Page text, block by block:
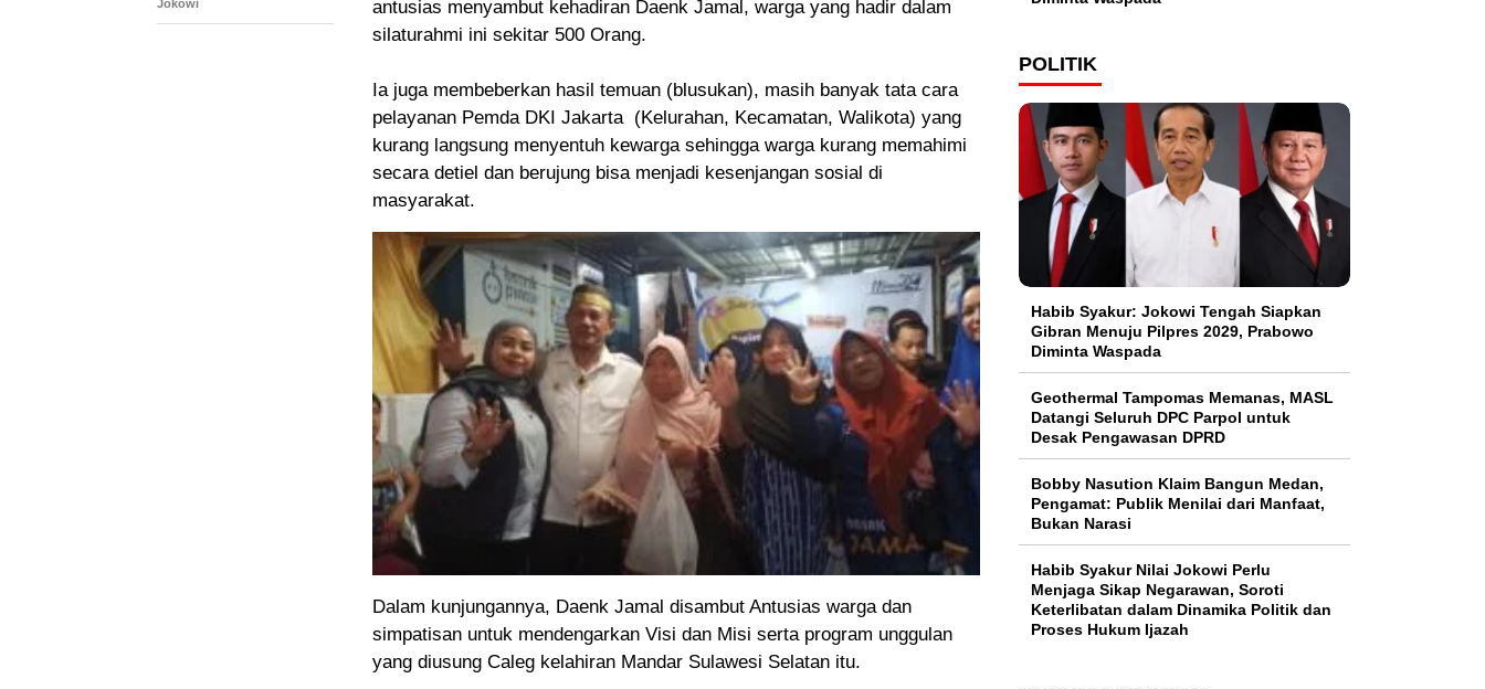
antusias menyambut kehadiran Daenk Jamal, warga yang hadir dalam
silaturahmi ini sekitar 500 Orang.
Ia juga membeberkan hasil temuan (blusukan), masih banyak tata cara
pelayanan Pemda DKI Jakarta (Kelurahan, Kecamatan, Walikota) yang
kurang langsung menyentuh kewarga sehingga warga kurang memahimi
secara detiel dan berujung bisa menjadi kesenjangan sosial di
masyarakat.
Dalam kunjungannya, Daenk Jamal disambut Antusias warga dan
simpatisan untuk mendengarkan Visi dan Misi serta program unggulan
yang diusung Caleg kelahiran Mandar Sulawesi Selatan itu.
Jokowi
POLITIK
Habib Syakur: Jokowi Tengah Siapkan
Gibran Menuju Pilpres 2029, Prabowo
Diminta Waspada
Geothermal Tampomas Memanas, MASL
Datangi Seluruh DPC Parpol untuk
Desak Pengawasan DPRD
Bobby Nasution Klaim Bangun Medan,
Pengamat: Publik Menilai dari Manfaat,
Bukan Narasi
Habib Syakur Nilai Jokowi Perlu
Menjaga Sikap Negarawan, Soroti
Keterlibatan dalam Dinamika Politik dan
Proses Hukum Ijazah